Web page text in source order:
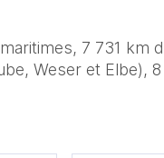
7 731 km
Weser et Elbe),